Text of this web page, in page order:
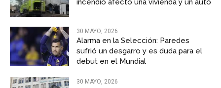
incendio afectó una vivienda y un auto
30 MAYO, 2026
Alarma en la Selección: Paredes
sufrió un desgarro y es duda para el
debut en el Mundial
30 MAYO, 2026